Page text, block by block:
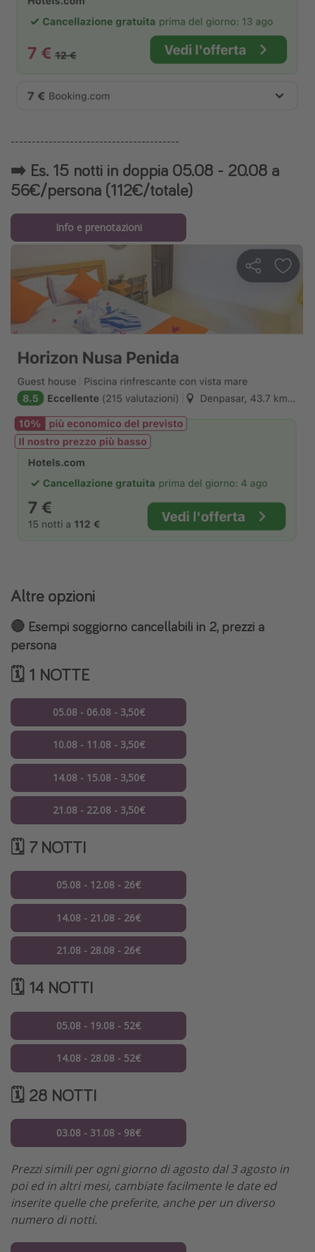
----------------------------------------
➡️ Es. 15 notti in doppia 05.08 - 20.08 a
56€/persona (112€/totale)
Info e prenotazioni
Altre opzioni
🔴 Esempi soggiorno cancellabili in 2, prezzi a
persona
🗓️ 1 NOTTE
05.08 - 06.08 - 3,50€
10.08 - 11.08 - 3,50€
14.08 - 15.08 - 3,50€
21.08 - 22.08 - 3,50€
🗓️ 7 NOTTI
05.08 - 12.08 - 26€
14.08 - 21.08 - 26€
21.08 - 28.08 - 26€
🗓️ 14 NOTTI
05.08 - 19.08 - 52€
14.08 - 28.08 - 52€
🗓️ 28 NOTTI
03.08 - 31.08 - 98€
Prezzi simili per ogni giorno di agosto dal 3 agosto in
poi ed in altri mesi, cambiate facilmente le date ed
inserite quelle che preferite, anche per un diverso
numero di notti.